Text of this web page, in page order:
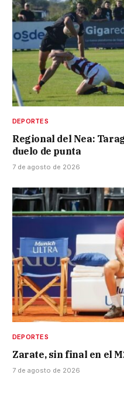
DEPORTES
Regional del Nea:
duelo de punta
7 de agosto de 2026
DEPORTES
Zarate, sin final en el
7 de agosto de 2026